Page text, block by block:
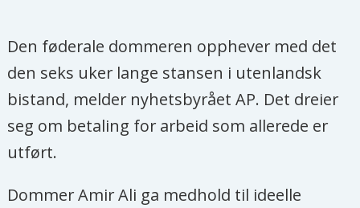
Den føderale dommeren opphever med det
den seks uker lange stansen i utenlandsk
bistand, melder nyhetsbyrået AP. Det dreier
seg om betaling for arbeid som allerede er
utført.
Dommer Amir Ali ga medhold til ideelle